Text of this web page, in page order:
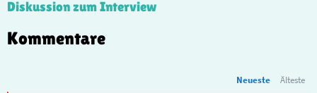
Diskussion zum Interview
Kommentare
Neueste Älteste